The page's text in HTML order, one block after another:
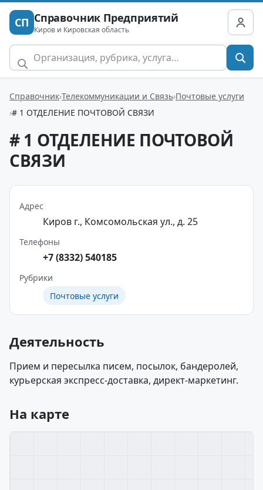
СП Справочник Предприятий
Киров и Кировская область
Справочник Телекоммуникации и Связь Почтовые услуги
# 1 ОТДЕЛЕНИЕ ПОЧТОВОЙ СВЯЗИ
# 1 ОТДЕЛЕНИЕ ПОЧТОВОЙ
СВЯЗИ
Адрес
Киров г., Комсомольская ул., д. 25
Телефоны
+7 (8332) 540185
Рубрики
Почтовые услуги
Деятельность
Прием и пересылка писем, посылок, бандеролей,
курьерская экспресс-доставка, директ-маркетинг.
На карте